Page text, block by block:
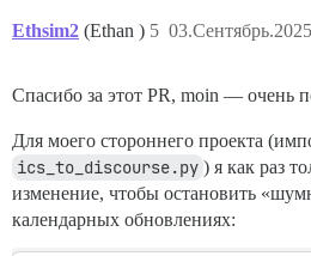
Ethsim2 (Ethan ) 5
Спасибо за этот PR, moin — очень
Для моего стороннего проекта
ics_to_discourse.py ) я как раз
изменение, чтобы остановить
календарных обновлениях: